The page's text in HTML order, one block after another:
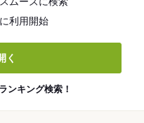
利用開始
く
ンキング検索！